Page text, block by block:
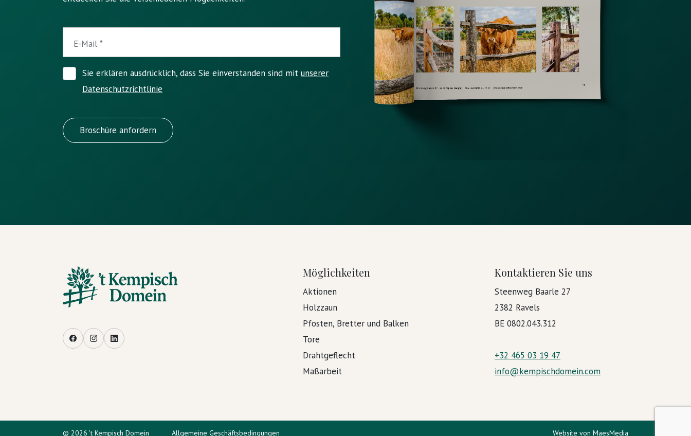
E-Mail
Sie erklären ausdrücklich, dass Sie einverstanden sind mitunserer
Datenschutzrichtlinie
Broschüre anfordern
FacebookInstagramLinkedIn
Möglichkeiten
Aktionen
Holzzaun
Pfosten, Bretter und Balken
Tore
Drahtgeflecht
Maßarbeit
Kontaktieren Sie uns
Steenweg Baarle 27
2382 Ravels
BE 0802.043.312
+32 465 03 19 47
info@kempischdomein.com
© 2026 't Kempisch Domein Allgemeine Geschäftsbedingungen Website von MaesMedia